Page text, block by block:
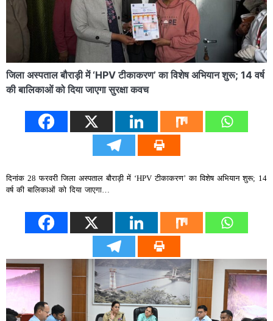
जिला अस्पताल बौराड़ी में ‘HPV टीकाकरण’ का विशेष अभियान शुरू; 14 वर्ष
की बालिकाओं को दिया जाएगा सुरक्षा कवच
दिनांक 28 फरवरी जिला अस्पताल बौराड़ी में ‘HPV टीकाकरण’ का विशेष अभियान शुरू; 14
वर्ष की बालिकाओं को दिया जाएगा…